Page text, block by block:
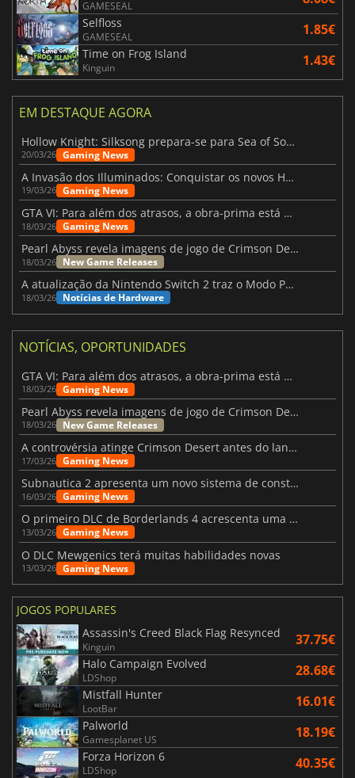
GAMESEAL
Selfloss
GAMESEAL 1.85€
Time on Frog Island
Kinguin 1.43€
EM DESTAQUE AGORA
Hollow Knight: Silksong prepara-se para Sea of Sorrow com um patch
20/03/26 Gaming News
A Invasão dos Illuminados: Conquistar os novos Helldivers 2 Atualização!
19/03/26 Gaming News
GTA VI: Para além dos atrasos, a obra-prima está quase a chegar
18/03/26 Gaming News
Pearl Abyss revela imagens de jogo de Crimson Desert para a PS5
18/03/26 New Game Releases
A atualização da Nintendo Switch 2 traz o Modo Portátil aos jogos mais antigos da Switch
18/03/26 Notícias de Hardware
NOTÍCIAS, OPORTUNIDADES
GTA VI: Para além dos atrasos, a obra-prima está quase a chegar
18/03/26 Gaming News
Pearl Abyss revela imagens de jogo de Crimson Desert para a PS5
18/03/26 New Game Releases
A controvérsia atinge Crimson Desert antes do lançamento
17/03/26 Gaming News
Subnautica 2 apresenta um novo sistema de construção de bases
16/03/26 Gaming News
O primeiro DLC de Borderlands 4 acrescenta uma nova personagem e muito mais
13/03/26 Gaming News
O DLC Mewgenics terá muitas habilidades novas
13/03/26 Gaming News
JOGOS POPULARES
Assassin's Creed Black Flag Resynced
Kinguin 37.75€
Halo Campaign Evolved
LDShop 28.68€
Mistfall Hunter
LootBar 16.01€
Palworld
Gamesplanet US 18.19€
Forza Horizon 6
LDShop 40.35€